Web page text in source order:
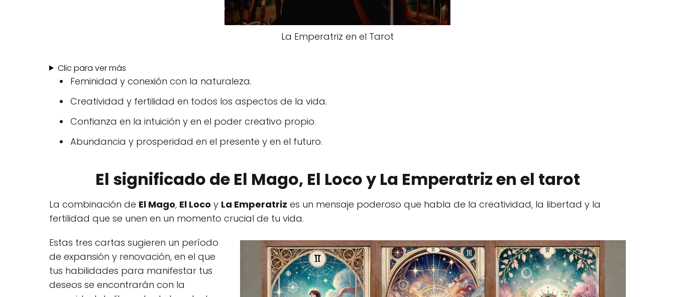
La Emperatriz en el Tarot
Clic para ver más
Feminidad y conexión con la naturaleza.
Creatividad y fertilidad en todos los aspectos de la vida.
Confianza en la intuición y en el poder creativo propio.
Abundancia y prosperidad en el presente y en el futuro.
El significado de El Mago, El Loco y La Emperatriz en el tarot
La combinación de El Mago, El Loco y La Emperatriz es un mensaje poderoso que habla de la creatividad, la libertad y la
fertilidad que se unen en un momento crucial de tu vida.
Estas tres cartas sugieren un período
de expansión y renovación, en el que
tus habilidades para manifestar tus
deseos se encontrarán con la